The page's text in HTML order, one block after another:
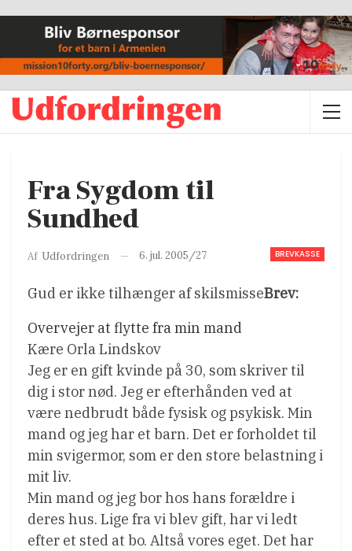
Fra Sygdom til
Sundhed
BREVKASSE
Af Udfordringen 6. jul. 2005/27
Gud er ikke tilhænger af skilsmisseBrev:
Overvejer at flytte fra min mand
Kære Orla Lindskov
Jeg er en gift kvinde på 30, som skriver til
dig i stor nød. Jeg er efterhånden ved at
være nedbrudt både fysisk og psykisk. Min
mand og jeg har et barn. Det er forholdet til
min svigermor, som er den store belastning i
mit liv.
Min mand og jeg bor hos hans forældre i
deres hus. Lige fra vi blev gift, har vi ledt
efter et sted at bo. Altså vores eget. Det har